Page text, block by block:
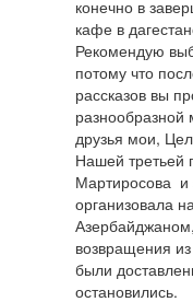
конечно в
кафе в
Рекомендую
потому что
рассказов вы
разнообразной
друзья мои,
Нашей третьей
Мартиросова
организовала
возвращения
были
остановились.